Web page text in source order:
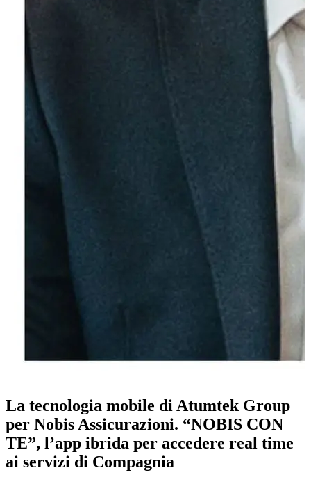
La tecnologia mobile di Atumtek Group
per Nobis Assicurazioni. “NOBIS CON
TE”, l’app ibrida per accedere real time
ai servizi di Compagnia